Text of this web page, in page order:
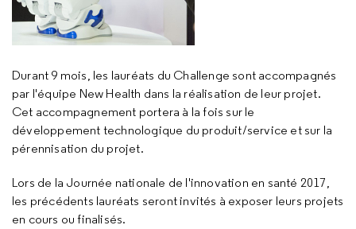
Durant 9 mois, les lauréats du Challenge sont accompagnés
par l'équipe New Health dans la réalisation de leur projet.
Cet accompagnement portera à la fois sur le
développement technologique du produit/service et sur la
pérennisation du projet.
Lors de la Journée nationale de l'innovation en santé 2017,
les précédents lauréats seront invités à exposer leurs projets
en cours ou finalisés.